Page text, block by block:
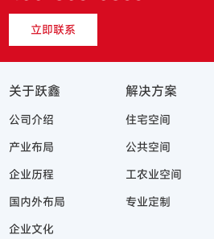
立即联系
关于跃鑫
公司介绍
产业布局
企业历程
国内外布局
企业文化
解决方案
住宅空间
公共空间
工农业空间
专业定制